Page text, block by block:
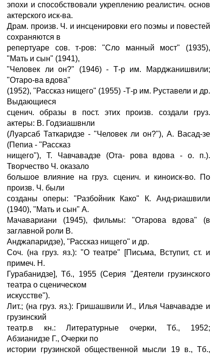
эпохи и способствовали укреплению реалистич. основ
актерского иск-ва.
Драм. произв. Ч. и инсценировки его поэмы и повестей
сохраняются в
репертуаре сов. т-ров: "Сло манный мост" (1935),
"Мать и сын" (1941),
"Человек ли он?" (1946) - Т-р им. Марджанишвили;
"Отаро-ва вдова"
(1952), "Рассказ нищего" (1955) -Т-р им. Руставели и др.
Выдающиеся
сценич. образы в пост. этих произв. создали груз.
актеры: В. Годзиашвнли
(Луарсаб Таткаридзе - "Человек ли он?"), А. Васад-зе
(Пепиа - "Рассказ
нищего"), Т. Чавчавадзе (Ота- рова вдова - о. п.).
Творчество Ч. оказало
большое влияние на груз. сценич. и киноиск-во. По
произв. Ч. были
созданы оперы: "Разбойник Како" К. Анд-риашвили
(1940), "Мать и сын" А.
Мачавариани (1945), фильмы: "Отарова вдова" (в
заглавной роли В.
Анджапаридзе), "Рассказ нищего" и др.
Соч. (на груз. яз.): "О театре" [Письма, Вступит, ст. и
примеч. Н.
Гурабанидзе], Тб., 1955 (Серия "Деятели грузинского
театра о сценическом
искусстве").
Лит.; (на груз. яз.): Гришашвили И., Илья Чавчавадзе и
грузинский
театр.в кн.: Литературные очерки, Тб., 1952;
Абзианидзе Г., Очерки по
истории грузинской общественной мысли 19 в., Тб.,